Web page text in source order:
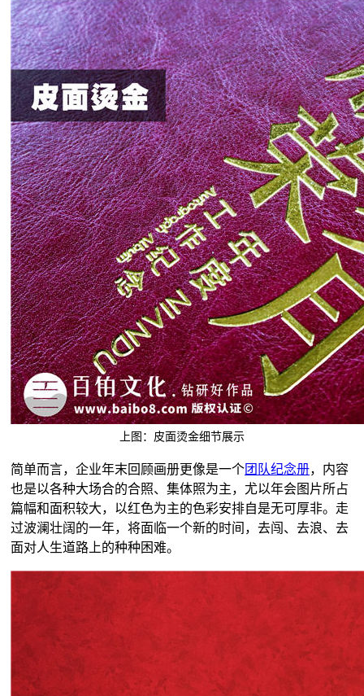
上图：皮面烫金细节展示
简单而言，企业年末回顾画册更像是一个团队纪念册，内容
也是以各种大场合的合照、集体照为主，尤以年会图片所占
篇幅和面积较大，以红色为主的色彩安排自是无可厚非。走
过波澜壮阔的一年，将面临一个新的时间，去闯、去浪、去
面对人生道路上的种种困难。